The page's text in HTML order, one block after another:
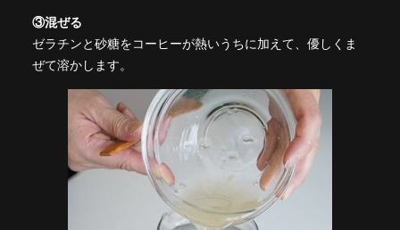
③混ぜる
ゼラチンと砂糖をコーヒーが熱いうちに加えて、優しくま
ぜて溶かします。